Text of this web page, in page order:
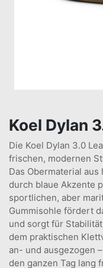
Koel Dylan
Die Koel Dylan 3.0
frischen, modernen
Das Obermaterial
durch blaue Akzente
sportlichen, aber
Gummisohle fördert
und sorgt für
dem praktischen
an- und ausgezogen
den ganzen Tag lang